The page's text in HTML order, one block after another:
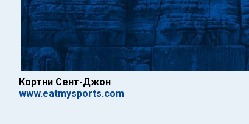
Кортни Сент-Джон
www.eatmysports.com